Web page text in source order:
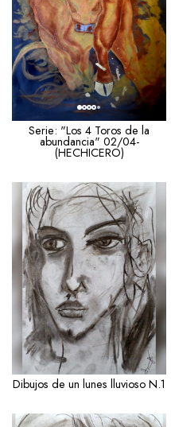
Serie: "Los 4 Toros de la
abundancia" 02/04-
(HECHICERO)
Dibujos de un lunes lluvioso N.1